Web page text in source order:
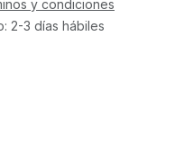
y condiciones
2-3 días hábiles